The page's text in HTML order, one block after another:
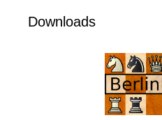
Downloads